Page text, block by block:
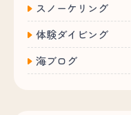
スノーケリング
体験ダイビング
海ブログ